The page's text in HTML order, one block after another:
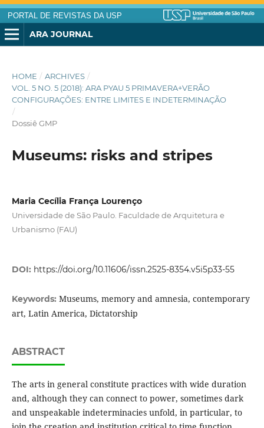
PORTAL DE REVISTAS DA USP
ARA JOURNAL
HOME / ARCHIVES /
VOL. 5 NO. 5 (2018): ARA PYAU 5 PRIMAVERA+VERÃO
CONFIGURAÇÕES: ENTRE LIMITES E INDETERMINAÇÃO
/
Dossiê GMP
Museums: risks and stripes
Maria Cecília França Lourenço
Universidade de São Paulo. Faculdade de Arquitetura e
Urbanismo (FAU)
DOI: https://doi.org/10.11606/issn.2525-8354.v5i5p33-55
Keywords: Museums, memory and amnesia, contemporary
art, Latin America, Dictatorship
ABSTRACT
The arts in general constitute practices with wide duration
and, although they can connect to power, sometimes dark
and unspeakable indeterminacies unfold, in particular, to